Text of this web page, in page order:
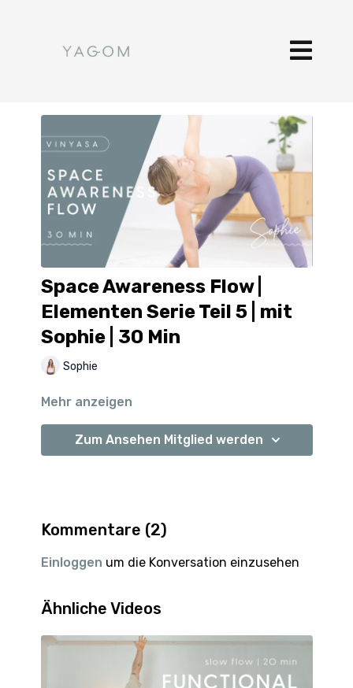
Space Awareness Flow |
Elementen Serie Teil 5 | mit
Sophie | 30 Min
Sophie
Mehr anzeigen
Zum Ansehen Mitglied werden
Kommentare (2)
Einloggen um die Konversation einzusehen
Ähnliche Videos